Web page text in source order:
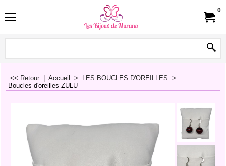
0
<< Retour Accueil > LES BOUCLES D'OREILLES >
Boucles d'oreilles ZULU